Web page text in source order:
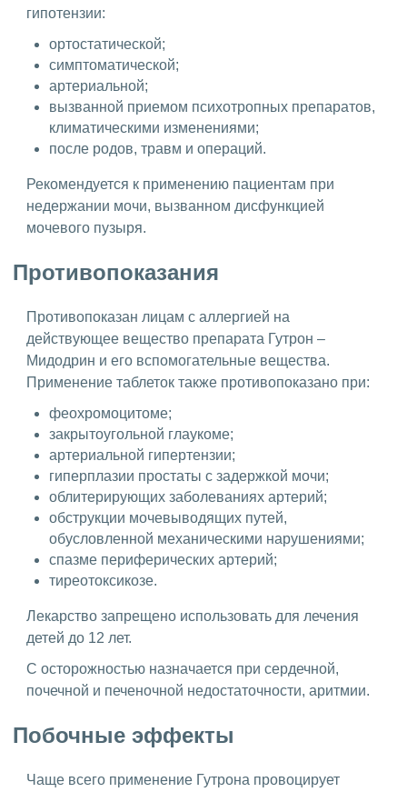
гипотензии:
ортостатической;
симптоматической;
артериальной;
вызванной приемом психотропных препаратов,
климатическими изменениями;
после родов, травм и операций.
Рекомендуется к применению пациентам при
недержании мочи, вызванном дисфункцией
мочевого пузыря.
Противопоказания
Противопоказан лицам с аллергией на
действующее вещество препарата Гутрон –
Мидодрин и его вспомогательные вещества.
Применение таблеток также противопоказано при:
феохромоцитоме;
закрытоугольной глаукоме;
артериальной гипертензии;
гиперплазии простаты с задержкой мочи;
облитерирующих заболеваниях артерий;
обструкции мочевыводящих путей,
обусловленной механическими нарушениями;
спазме периферических артерий;
тиреотоксикозе.
Лекарство запрещено использовать для лечения
детей до 12 лет.
С осторожностью назначается при сердечной,
почечной и печеночной недостаточности, аритмии.
Побочные эффекты
Чаще всего применение Гутрона провоцирует